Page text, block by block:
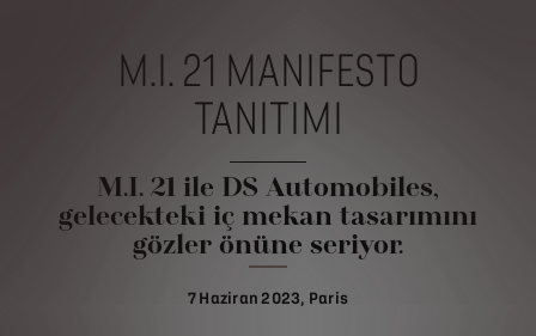
M.I. 21 MANIFESTO
TANITIMI
M.I. 21 ile DS Automobiles,
gelecekteki iç mekan tasarımını
gözler önüne seriyor.
7 Haziran 2023, Paris